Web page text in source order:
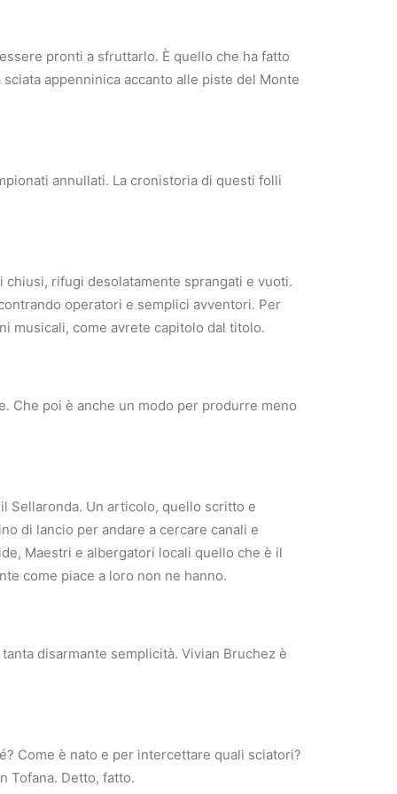
pronti a sfruttarlo. È quello che ha fatto
appenninica accanto alle piste del Monte
annullati. La cronistoria di questi folli
chiusi, rifugi desolatamente sprangati e vuoti.
operatori e semplici avventori. Per
musicali, come avrete capitolo dal titolo.
Che poi è anche un modo per produrre meno
Sellaronda. Un articolo, quello scritto e
di lancio per andare a cercare canali e
Maestri e albergatori locali quello che è il
come piace a loro non ne hanno.
disarmante semplicità. Vivian Bruchez è
Come è nato e per intercettare quali sciatori?
Tofana. Detto, fatto.